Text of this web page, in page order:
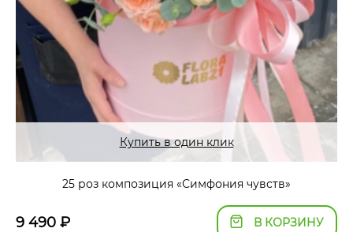
Купить в один клик
25 роз композиция «Симфония чувств»
9 490 ₽ В КОРЗИНУ